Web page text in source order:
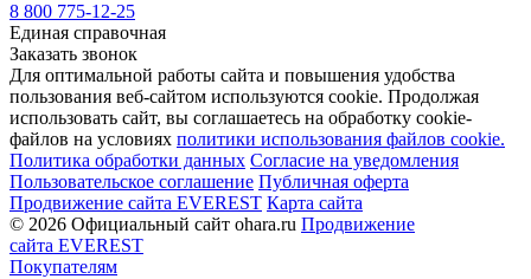
8 800 775-12-25
Единая справочная
Заказать звонок
Для оптимальной работы сайта и повышения удобства
пользования веб-сайтом используются cookie. Продолжая
использовать сайт, вы соглашаетесь на обработку cookie-
файлов на условиях политики использования файлов cookie.
Политика обработки данных Согласие на уведомления
Пользовательское соглашение Публичная оферта
Продвижение сайта EVEREST Карта сайта
© 2026 Официальный сайт ohara.ru Продвижение
сайта EVEREST
Покупателям